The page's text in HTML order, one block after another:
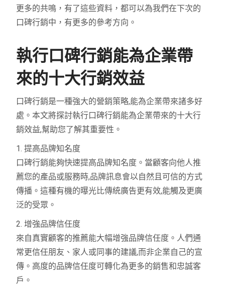
更多的共鳴，有了這些資料，都可以為我們在下次的
口碑行銷中，有更多的參考方向。
執行口碑行銷能為企業帶
來的十大行銷效益
口碑行銷是一種強大的營銷策略,能為企業帶來諸多好
處。本文將探討執行口碑行銷能為企業帶來的十大行
銷效益,幫助您了解其重要性。
1. 提高品牌知名度
口碑行銷能夠快速提高品牌知名度。當顧客向他人推
薦您的產品或服務時,品牌訊息會以自然且可信的方式
傳播。這種有機的曝光比傳統廣告更有效,能觸及更廣
泛的受眾。
2. 增強品牌信任度
來自真實顧客的推薦能大幅增強品牌信任度。人們通
常更信任朋友、家人或同事的建議,而非企業自己的宣
傳。高度的品牌信任度可轉化為更多的銷售和忠誠客
戶。